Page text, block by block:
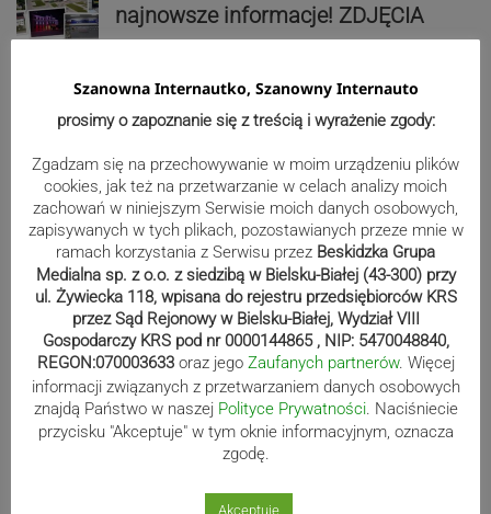
najnowsze informacje! ZDJĘCIA
Sport
Szanowna Internautko, Szanowny Internauto
prosimy o zapoznanie się z treścią i wyrażenie zgody:
Zgadzam się na przechowywanie w moim urządzeniu plików
cookies, jak też na przetwarzanie w celach analizy moich
zachowań w niniejszym Serwisie moich danych osobowych,
zapisywanych w tych plikach, pozostawianych przeze mnie w
ramach korzystania z Serwisu przez Beskidzka Grupa
Medialna sp. z o.o. z siedzibą w Bielsku-Białej (43-300) przy
ul. Żywiecka 118, wpisana do rejestru przedsiębiorców KRS
przez Sąd Rejonowy w Bielsku-Białej, Wydział VIII
Gospodarczy KRS pod nr 0000144865 , NIP: 5470048840,
REGON:070003633 oraz jego Zaufanych partnerów. Więcej
informacji związanych z przetwarzaniem danych osobowych
znajdą Państwo w naszej Polityce Prywatności. Naciśniecie
przycisku "Akceptuje" w tym oknie informacyjnym, oznacza
zgodę.
Akceptuje